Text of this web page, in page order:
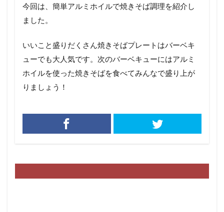
今回は、簡単アルミホイルで焼きそば調理を紹介し
ました。
いいこと盛りだくさん焼きそばプレートはバーベキ
ューでも大人気です。次のバーベキューにはアルミ
ホイルを使った焼きそばを食べてみんなで盛り上が
りましょう！